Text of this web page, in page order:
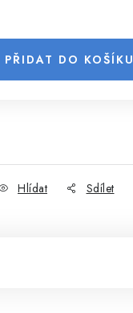
PŘIDAT DO KOŠÍKU
Hlídat Sdílet